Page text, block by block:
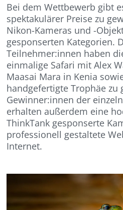
Bei dem Wettbewerb gibt
spektakulärer Preise zu
Nikon-Kameras und -
gesponserten Kategorien.
Teilnehmer:innen haben
einmalige Safari mit Alex
Maasai Mara in Kenia
handgefertigte Trophäe zu
Gewinner:innen der
erhalten außerdem eine
ThinkTank gesponserte
professionell gestaltete
Internet.